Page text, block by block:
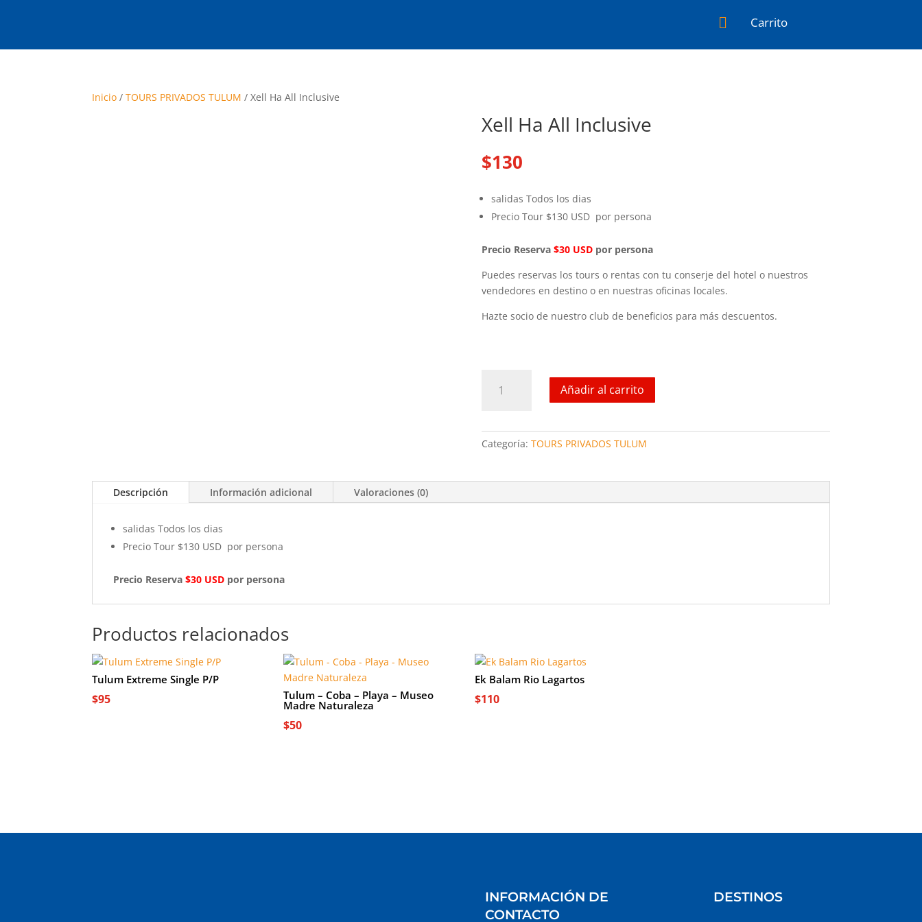
 Carrito
Inicio /TOURS PRIVADOS TULUM / Xell Ha All Inclusive
Xell Ha All Inclusive
$130
salidas Todos los dias
Precio Tour $130 USD por persona
Precio Reserva $30 USDpor persona
Puedes reservas los tours o rentas con tu conserje del hotel o nuestros
vendedores en destino o en nuestras oficinas locales.
Hazte socio de nuestro club de beneficios para más descuentos.
cantidad
Añadir al carrito
Categoría: TOURS PRIVADOS TULUM
Descripción Información adicional Valoraciones (0)
salidas Todos los dias
Precio Tour $130 USD por persona
Precio Reserva$30 USD por persona
Productos relacionados
Tulum Extreme Single P/P
$95 Tulum – Coba – Playa – Museo
Madre Naturaleza
$50
Ek Balam Rio Lagartos
$110
INFORMACIÓN DE
CONTACTO
DESTINOS